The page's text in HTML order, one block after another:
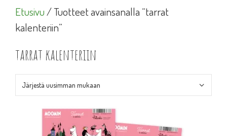
Etusivu/ Tuotteet avainsanalla “tarrat
kalenteriin”
tarrat kalenteriin